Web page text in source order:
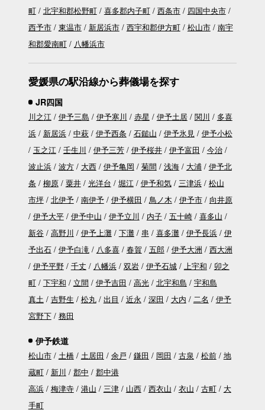
町
北宇和郡松野町 喜多郡内子町 西条市
四国中央市
西予市
東温市 新居浜市 西宇和郡伊方町 松山市
南宇
和郡愛南町
八幡浜市
愛媛県の駅沿線から葬儀場を探す
JR四国
川之江 伊予三島 伊予寒川 赤星 伊予土居 関川
多喜
浜
新居浜 中萩 伊予西条 石鎚山 伊予氷見
伊予小松
玉之江
壬生川 伊予三芳 伊予桜井 伊予富田
今治
波止浜
波方 大西 伊予亀岡 菊間 浅海 大浦
伊予北
条
柳原 粟井 光洋台 堀江 伊予和気 三津浜
松山
市坪
北伊予 南伊予 伊予横田 鳥ノ木 伊予市
向井原
伊予大平
伊予中山 伊予立川 内子 五十崎
喜多山
新谷
高野川 伊予上灘 下灘 串 喜多灘 伊予長浜
伊
予出石
伊予白滝 八多喜 春賀 五郎 伊予大洲
西大洲
伊予平野
千丈 八幡浜 双岩 伊予石城 上宇和
卯之
町
下宇和 立間 伊予吉田 高光 北宇和島
宇和島
真土
吉野生 松丸 出目 近永 深田 大内 二名
伊予
宮野下
務田
伊予鉄道
松山市 土橋 土居田 余戸 鎌田 岡田 古泉 松前
地
蔵町
新川 郡中
郡中港
高浜
梅津寺 港山 三津 山西 西衣山 衣山 古町
大
手町